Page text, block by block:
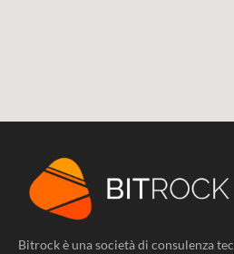
Bitrock è una società di consulenza